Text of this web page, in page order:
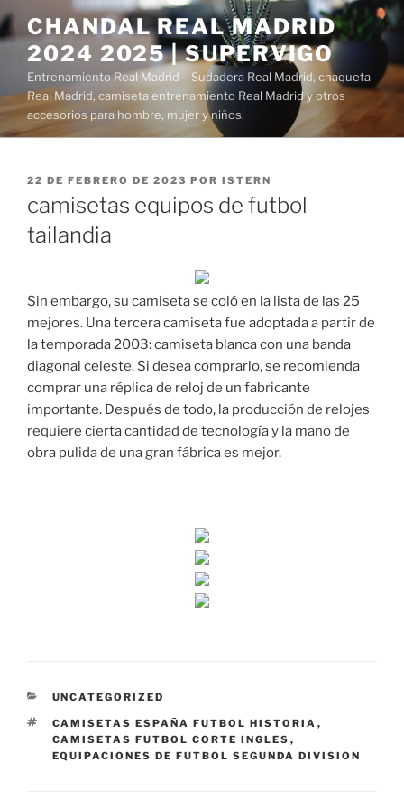
Saltar
al
contenido
CHANDAL REAL MADRID
2024 2025 | SUPERVIGO
Entrenamiento Real Madrid – Sudadera Real Madrid, chaqueta
Real Madrid, camiseta entrenamiento Real Madrid y otros
accesorios para hombre, mujer y niños.
PUBLICADO
22 DE FEBRERO DE 2023 POR ISTERN
camisetas equipos de futbol
tailandia
Sin embargo, su camiseta se coló en la lista de las 25
mejores. Una tercera camiseta fue adoptada a partir de
la temporada 2003: camiseta blanca con una banda
diagonal celeste. Si desea comprarlo, se recomienda
comprar una réplica de reloj de un fabricante
importante. Después de todo, la producción de relojes
requiere cierta cantidad de tecnología y la mano de
obra pulida de una gran fábrica es mejor.
CATEGORÍAS
UNCATEGORIZED
ETIQUETAS
CAMISETAS ESPAÑA FUTBOL HISTORIA ,
CAMISETAS FUTBOL CORTE INGLES ,
EQUIPACIONES DE FUTBOL SEGUNDA DIVISION